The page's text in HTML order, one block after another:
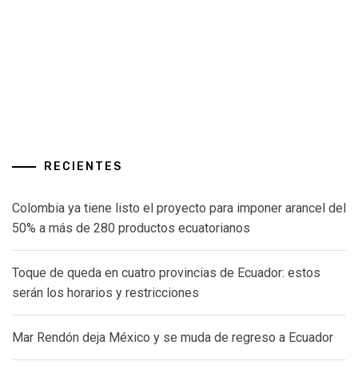
RECIENTES
Colombia ya tiene listo el proyecto para imponer arancel del
50% a más de 280 productos ecuatorianos
Toque de queda en cuatro provincias de Ecuador: estos
serán los horarios y restricciones
Mar Rendón deja México y se muda de regreso a Ecuador